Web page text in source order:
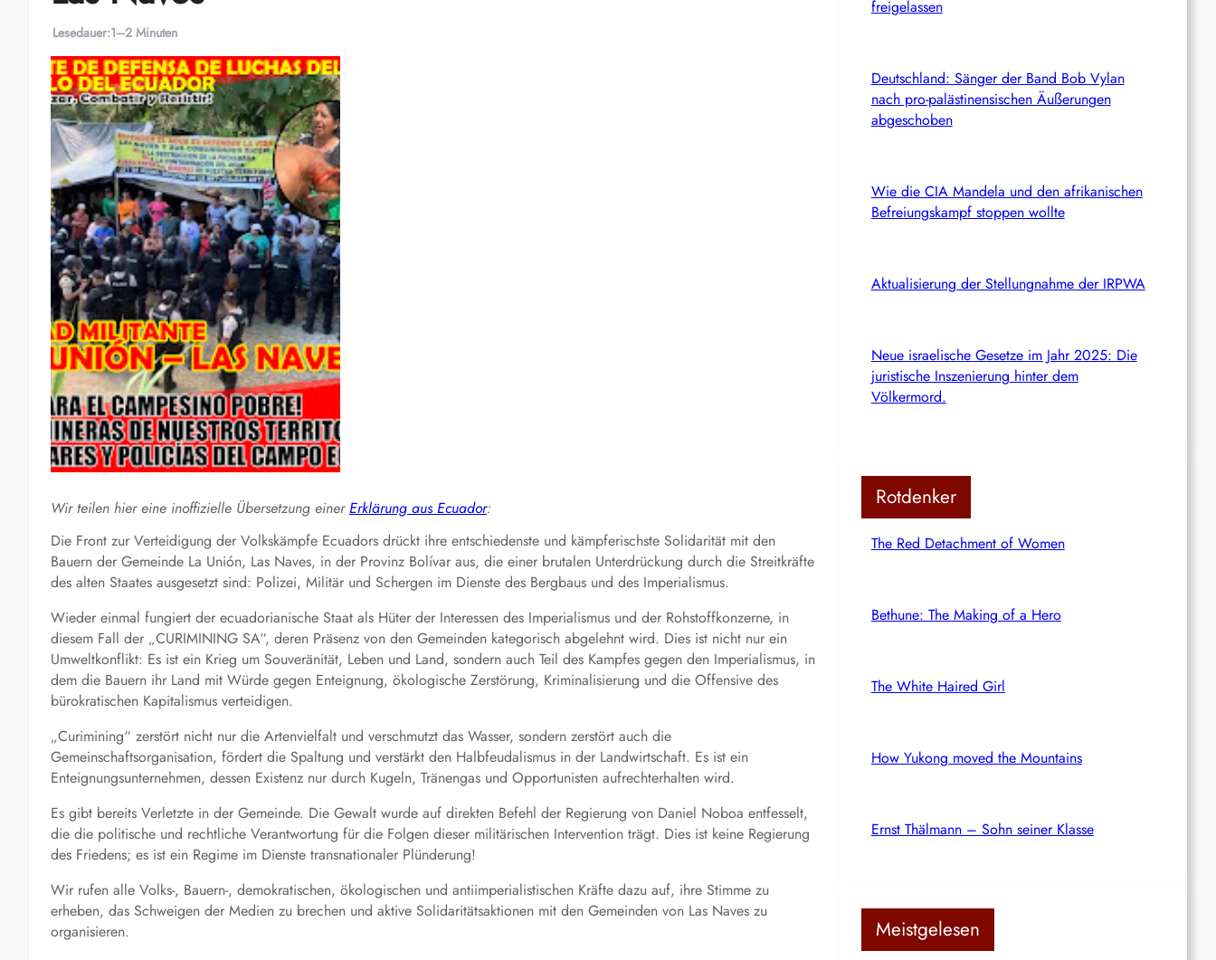
Lesedauer:1–2 Minuten
Wir teilen hier eine inoffizielle Übersetzung einerErklärung aus Ecuador:
Die Front zur Verteidigung der Volkskämpfe Ecuadors drückt ihre entschiedenste und kämpferischste Solidarität mit den
Bauern der Gemeinde La Unión, Las Naves, in der Provinz Bolívar aus, die einer brutalen Unterdrückung durch die Streitkräfte
des alten Staates ausgesetzt sind: Polizei, Militär und Schergen im Dienste des Bergbaus und des Imperialismus.
Wieder einmal fungiert der ecuadorianische Staat als Hüter der Interessen des Imperialismus und der Rohstoffkonzerne, in
diesem Fall der „CURIMINING SA“, deren Präsenz von den Gemeinden kategorisch abgelehnt wird. Dies ist nicht nur ein
Umweltkonflikt: Es ist ein Krieg um Souveränität, Leben und Land, sondern auch Teil des Kampfes gegen den Imperialismus, in
dem die Bauern ihr Land mit Würde gegen Enteignung, ökologische Zerstörung, Kriminalisierung und die Offensive des
bürokratischen Kapitalismus verteidigen.
„Curimining“ zerstört nicht nur die Artenvielfalt und verschmutzt das Wasser, sondern zerstört auch die
Gemeinschaftsorganisation, fördert die Spaltung und verstärkt den Halbfeudalismus in der Landwirtschaft. Es ist ein
Enteignungsunternehmen, dessen Existenz nur durch Kugeln, Tränengas und Opportunisten aufrechterhalten wird.
Es gibt bereits Verletzte in der Gemeinde. Die Gewalt wurde auf direkten Befehl der Regierung von Daniel Noboa entfesselt,
die die politische und rechtliche Verantwortung für die Folgen dieser militärischen Intervention trägt. Dies ist keine Regierung
des Friedens; es ist ein Regime im Dienste transnationaler Plünderung!
Wir rufen alle Volks-, Bauern-, demokratischen, ökologischen und antiimperialistischen Kräfte dazu auf, ihre Stimme zu
erheben, das Schweigen der Medien zu brechen und aktive Solidaritätsaktionen mit den Gemeinden von Las Naves zu
organisieren.
freigelassen
Deutschland: Sänger der Band Bob Vylan
nach pro-palästinensischen Äußerungen
abgeschoben
Wie die CIA Mandela und den afrikanischen
Befreiungskampf stoppen wollte
Aktualisierung der Stellungnahme der IRPWA
Neue israelische Gesetze im Jahr 2025: Die
juristische Inszenierung hinter dem
Völkermord.
Rotdenker
The Red Detachment of Women
Bethune: The Making of a Hero
The White Haired Girl
How Yukong moved the Mountains
Ernst Thälmann – Sohn seiner Klasse
Meistgelesen